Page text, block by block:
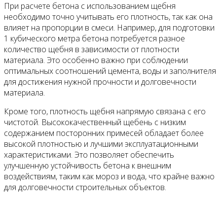
При расчете бетона с использованием щебня
необходимо точно учитывать его плотность, так как она
влияет на пропорции в смеси. Например, для подготовки
1 кубического метра бетона потребуется разное
количество щебня в зависимости от плотности
материала. Это особенно важно при соблюдении
оптимальных соотношений цемента, воды и заполнителя
для достижения нужной прочности и долговечности
материала.
Кроме того, плотность щебня напрямую связана с его
чистотой. Высококачественный щебень с низким
содержанием посторонних примесей обладает более
высокой плотностью и лучшими эксплуатационными
характеристиками. Это позволяет обеспечить
улучшенную устойчивость бетона к внешним
воздействиям, таким как мороз и вода, что крайне важно
для долговечности строительных объектов.